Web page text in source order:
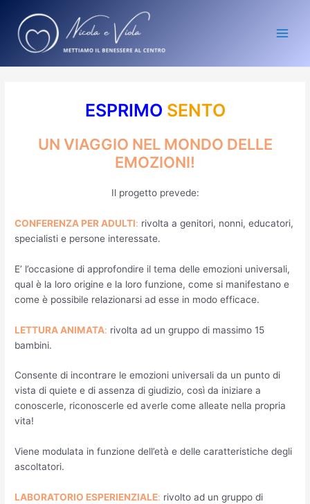
contenuto
ESPRIMO SENTO
UN VIAGGIO NEL MONDO DELLE
EMOZIONI!
Il progetto prevede:
CONFERENZA PER ADULTI: rivolta a genitori, nonni, educatori,
specialisti e persone interessate.
E’ l’occasione di approfondire il tema delle emozioni universali,
qual è la loro origine e la loro funzione, come si manifestano e
come è possibile relazionarsi ad esse in modo efficace.
LETTURA ANIMATA: rivolta ad un gruppo di massimo 15
bambini.
Consente di incontrare le emozioni universali da un punto di
vista di quiete e di assenza di giudizio, così da iniziare a
conoscerle, riconoscerle ed averle come alleate nella propria
vita!
Viene modulata in funzione dell’età e delle caratteristiche degli
ascoltatori.
LABORATORIO ESPERIENZIALE: rivolto ad un gruppo di